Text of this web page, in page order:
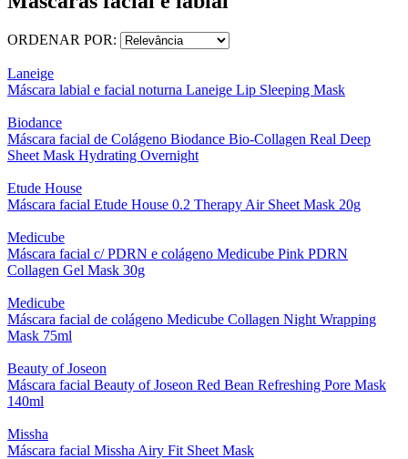
ORDENAR POR:
Laneige
Máscara labial e facial noturna Laneige Lip Sleeping Mask
Biodance
Máscara facial de Colágeno Biodance Bio-Collagen Real Deep
Sheet Mask Hydrating Overnight
Etude House
Máscara facial Etude House 0.2 Therapy Air Sheet Mask 20g
Medicube
Máscara facial c/ PDRN e colágeno Medicube Pink PDRN
Collagen Gel Mask 30g
Medicube
Máscara facial de colágeno Medicube Collagen Night Wrapping
Mask 75ml
Beauty of Joseon
Máscara facial Beauty of Joseon Red Bean Refreshing Pore Mask
140ml
Missha
Máscara facial Missha Airy Fit Sheet Mask